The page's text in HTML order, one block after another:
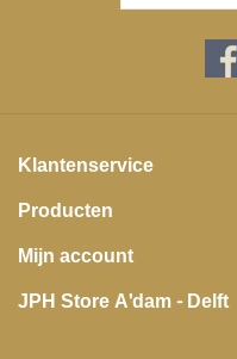
Klantenservice
Producten
Mijn account
JPH Store A'dam - Delft